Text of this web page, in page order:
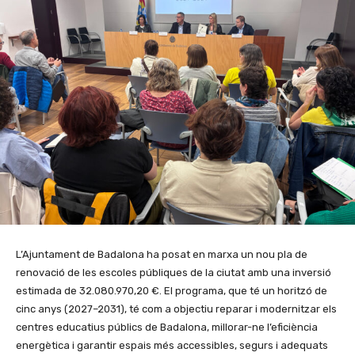
L’Ajuntament de Badalona ha posat en marxa un nou pla de
renovació de les escoles públiques de la ciutat amb una inversió
estimada de 32.080.970,20 €. El programa, que té un horitzó de
cinc anys (2027–2031), té com a objectiu reparar i modernitzar els
centres educatius públics de Badalona, millorar-ne l’eficiència
energètica i garantir espais més accessibles, segurs i adequats